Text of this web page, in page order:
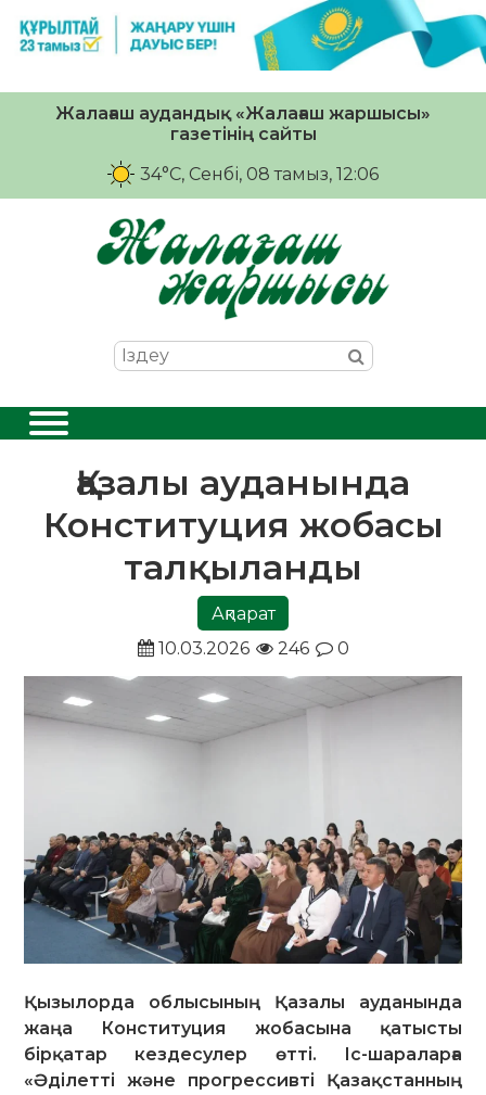
Жалағаш аудандық «Жалағаш жаршысы»
газетінің сайты
34°C, Сенбі, 08 тамыз, 12:06
Қазалы ауданында
Конституция жобасы
талқыланды
Ақпарат
10.03.2026
246 0
Қызылорда облысының Қазалы ауданында
жаңа Конституция жобасына қатысты
бірқатар кездесулер өтті. Іс-шараларға
«Әділетті және прогрессивті Қазақстанның